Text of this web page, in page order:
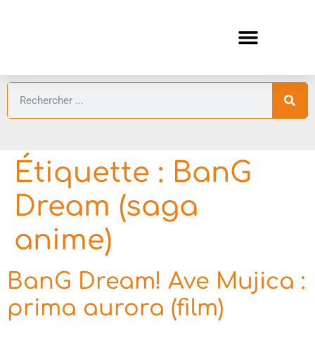
Étiquette : BanG
Dream (saga
anime)
BanG Dream! Ave Mujica :
prima aurora (film)